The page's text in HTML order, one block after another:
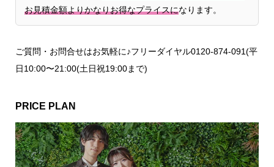
お見積金額よりかなりお得なプライスになります。
ご質問・お問合せはお気軽に♪フリーダイヤル0120-874-091(平
日10:00〜21:00(土日祝19:00まで)
PRICE PLAN